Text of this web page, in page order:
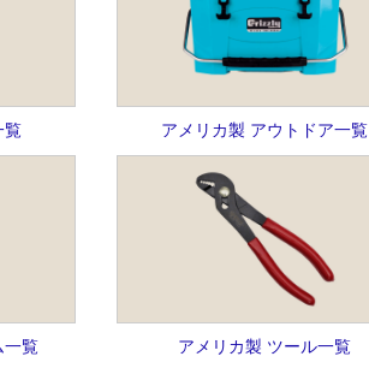
覧 アメリカ製 アウトドア一覧
一覧 アメリカ製 ツール一覧